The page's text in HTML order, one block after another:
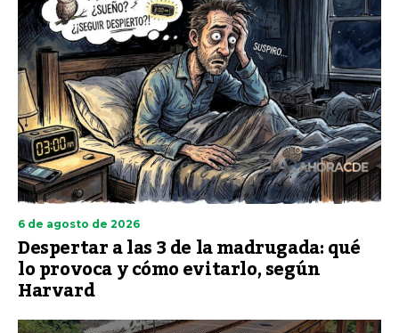
6 de agosto de 2026
Despertar a las 3 de la madrugada: qué
lo provoca y cómo evitarlo, según
Harvard